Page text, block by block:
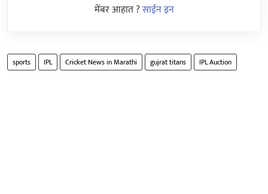
मेंबर आहात ?साईन इन
sports IPL Cricket News in Marathi gujrat titans IPL Auction